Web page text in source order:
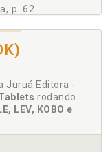
DE ACESSO À
de acesso à
da prova em caso
à informação
divulgação tem
normas, p. 96
p. 62
p. 77
boa gestão dos
de
p. 53
p. 175
Juruá Editora -
rodando
LEV, KOBO e